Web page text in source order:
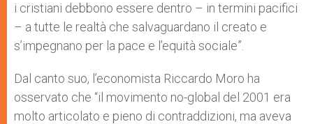
i cristiani debbono essere dentro – in termini pacifici
– a tutte le realtà che salvaguardano il creato e
s’impegnano per la pace e l’equità sociale”.
Dal canto suo, l’economista Riccardo Moro ha
osservato che “il movimento no-global del 2001 era
molto articolato e pieno di contraddizioni, ma aveva